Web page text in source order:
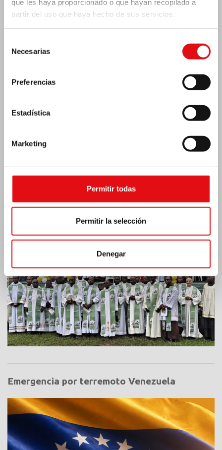
que les haya proporcionado o que hayan recopilado a
partir del uso que haya hecho de sus servicios.
Necesarias
Preferencias
Estadística
Marketing
Permitir todas
Permitir la selección
Denegar
India: Bendición e inauguración del «Lumen
Carmeli»
Costa de Marfil: Doble jubileo de plata
Emergencia por terremoto Venezuela